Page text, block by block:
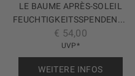
LE BAUME APRÈS-SOLEIL
FEUCHTIGKEITSSPENDENDE
UND ERFRISCHENDE AFTER-
SUN-PFLEGE
UVP*
€ 54,00
WEITERE INFOS